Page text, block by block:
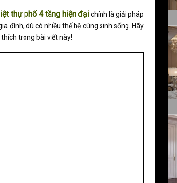
thự phố 4 tầng hiện đạichính là giải pháp
đình, dù có nhiều thế hệ cùng sinh sống. Hãy
trong bài viết này!